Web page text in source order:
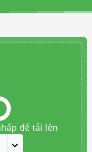
để tải lên